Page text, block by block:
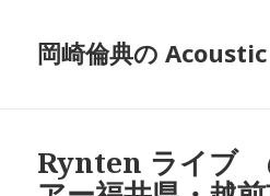
岡崎倫典の
Rynten ライブ